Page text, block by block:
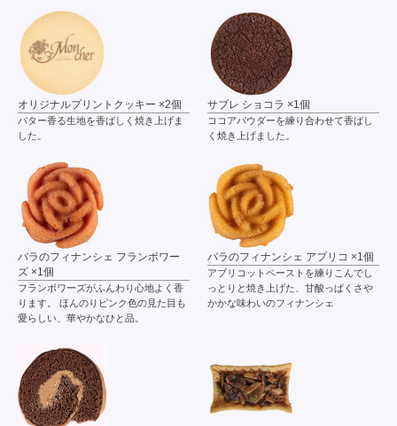
オリジナルプリントクッキー ×2個
バター香る生地を香ばしく焼き上げま
した。
サブレ ショコラ ×1個
ココアパウダーを練り合わせて香ばし
く焼き上げました。
バラのフィナンシェ フランボワー
ズ ×1個
フランボワーズがふんわり心地よく香
ります。 ほんのりピンク色の見た目も
愛らしい、華やかなひと品。
バラのフィナンシェ アプリコ ×1個
アプリコットペーストを練りこんでし
っとりと焼き上げた、甘酸っぱくさや
かかな味わいのフィナンシェ